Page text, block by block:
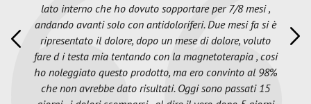
lato interno che ho dovuto sopportare per 7/8 mesi ,
andando avanti solo con antidoloriferi. Due mesi fa si è
ripresentato il dolore, dopo un mese di dolore, voluto
fare d i testa mia tentando con la magnetoterapia , cosi
ho noleggiato questo prodotto, ma ero convinto al 98%
che non avrebbe dato risultati. Oggi sono passati 15